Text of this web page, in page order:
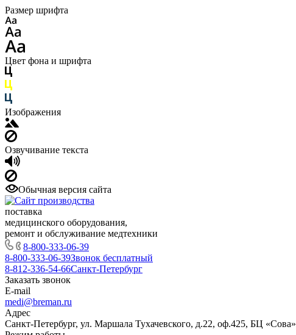
Размер шрифта
Цвет фона и шрифта
Изображения
Озвучивание текста
Обычная версия сайта
поставка
медицинского оборудования,
ремонт и обслуживание медтехники
8-800-333-06-39
8-800-333-06-39Звонок бесплатный
8-812-336-54-66Санкт-Петербург
Заказать звонок
E-mail
medi@breman.ru
Адрес
Санкт-Петербург, ул. Маршала Тухачевского, д.22, оф.425, БЦ «Сова»